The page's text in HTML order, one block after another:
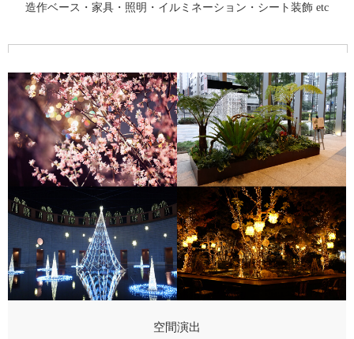
造作ベース・家具・照明・イルミネーション・シート装飾 etc
空間演出